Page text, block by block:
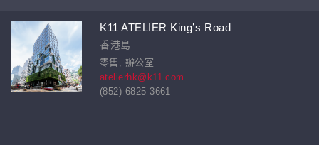
K11 ATELIER King’s Road
香港島
零售, 辦公室
atelierhk@k11.com
(852) 6825 3661